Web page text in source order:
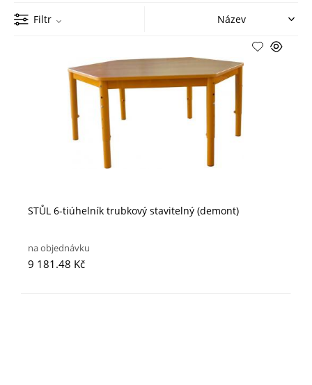
Filtr
STŮL 6-tiúhelník trubkový stavitelný (demont)
na objednávku
9 181.48 Kč